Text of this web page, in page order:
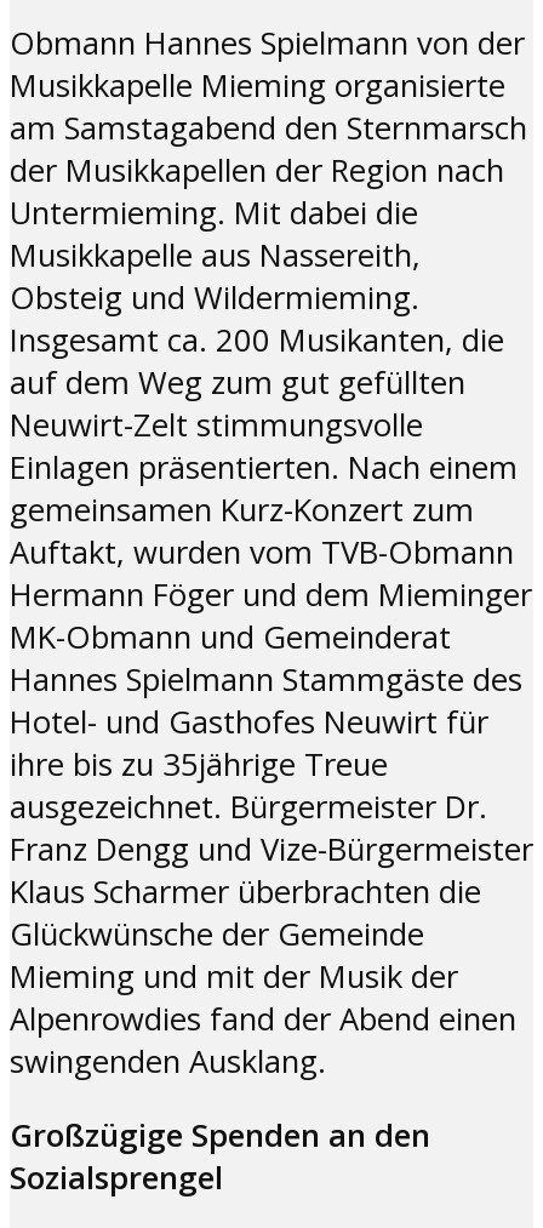
Obmann Hannes Spielmann von der
Musikkapelle Mieming organisierte
am Samstagabend den Sternmarsch
der Musikkapellen der Region nach
Untermieming. Mit dabei die
Musikkapelle aus Nassereith,
Obsteig und Wildermieming.
Insgesamt ca. 200 Musikanten, die
auf dem Weg zum gut gefüllten
Neuwirt-Zelt stimmungsvolle
Einlagen präsentierten. Nach einem
gemeinsamen Kurz-Konzert zum
Auftakt, wurden vom TVB-Obmann
Hermann Föger und dem Mieminger
MK-Obmann und Gemeinderat
Hannes Spielmann Stammgäste des
Hotel- und Gasthofes Neuwirt für
ihre bis zu 35jährige Treue
ausgezeichnet. Bürgermeister Dr.
Franz Dengg und Vize-Bürgermeister
Klaus Scharmer überbrachten die
Glückwünsche der Gemeinde
Mieming und mit der Musik der
Alpenrowdies fand der Abend einen
swingenden Ausklang.
Großzügige Spenden an den
Sozialsprengel